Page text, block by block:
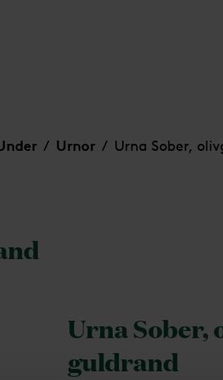
/ Urnor / Urna Sober,
Urna Sober,
guldrand